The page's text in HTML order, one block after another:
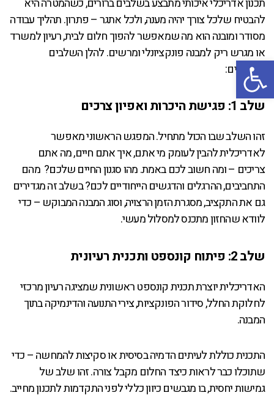
תכנון אדריכלי איכותי מתבצע בשלבים ברורים, כשהמטרה היא
להבטיח שלכל צורך יהיה מענה, ולכל אתגר – פתרון. תהליך עבודה
מסודר ומובנה הוא מה שמאפשר להפוך חלום לבית, רעיון למשרד
או מגרש ריק למבנה פונקציונלי ומרשים. להלן השלבים
המרכזיים:
שלב 1: פגישת היכרות ואפיון צרכים
זהו השלב שבו הכול מתחיל. המפגש הראשוני מאפשר
לאדריכלית להבין לעומק מי אתם, איך אתם חיים, מה אתם
צריכים – ומה חשוב לכם באמת. מהו סגנון החיים שלכם? מהם
התחביבים, ההרגלים והדגשים הייחודיים לכם? בשלב זה מגדירים
גם את התקציב, מסגרת הזמן הרצויה, וסוג המבנה המבוקש – כדי
לוודא שהחזון מתכנס למסלול מעשי.
שלב 2: פיתוח קונספט ותכנית רעיונית
האדריכלית יוצרת תכנית קונספט ראשונית שמציגה רעיון מרכזי
לחלוקת החלל, סידור הפונקציות, צירי התנועה והדינמיקה בתוך
המבנה.
התכנית כוללת לעיתים הדמיה בסיסית או סקיצות להמחשה – כדי
שתוכלו כבר לראות כיצד החלום מקבל צורה. זהו שלב של
גמישות יחסית, בו מגבשים כיוון כללי לפני התקדמות לתכנון מחייב.
פתח סרגל נגישות